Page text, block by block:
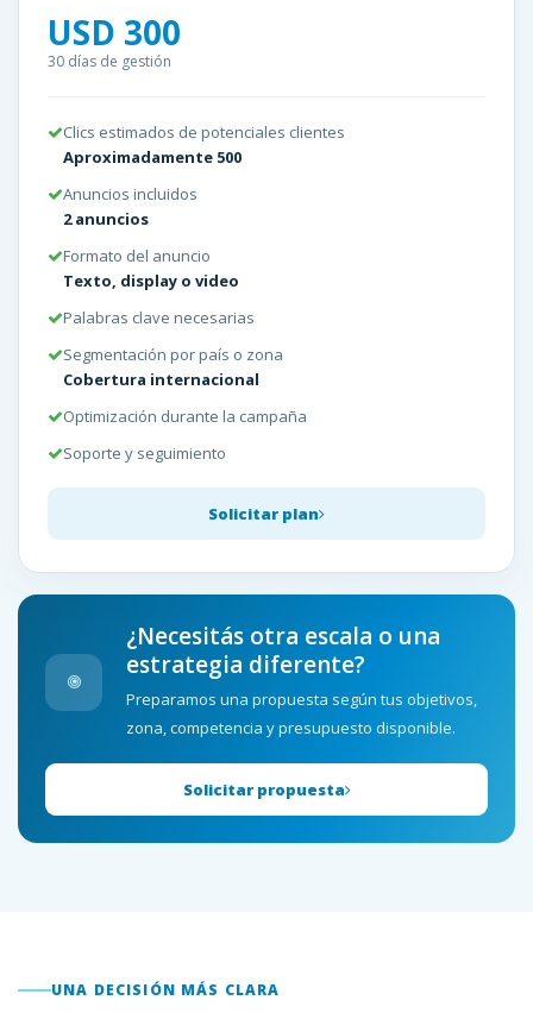
USD 300
30 días de gestión
Clics estimados de potenciales clientes
Aproximadamente 500
Anuncios incluidos
2 anuncios
Formato del anuncio
Texto, display o video
Palabras clave necesarias
Segmentación por país o zona
Cobertura internacional
Optimización durante la campaña
Soporte y seguimiento
Solicitar plan
¿Necesitás otra escala o una
estrategia diferente?
Preparamos una propuesta según tus objetivos,
zona, competencia y presupuesto disponible.
Solicitar propuesta
UNA DECISIÓN MÁS CLARA